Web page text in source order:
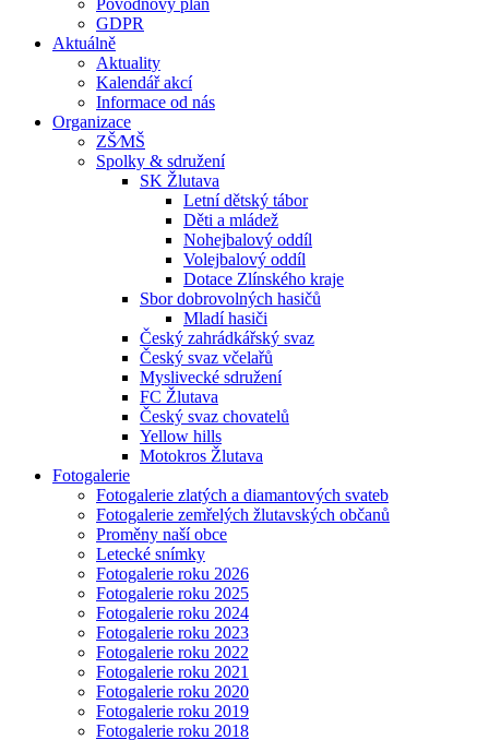
Povodňový plán
GDPR
Aktuálně
Aktuality
Kalendář akcí
Informace od nás
Organizace
ZŠ⁄MŠ
Spolky & sdružení
SK Žlutava
Letní dětský tábor
Děti a mládež
Nohejbalový oddíl
Volejbalový oddíl
Dotace Zlínského kraje
Sbor dobrovolných hasičů
Mladí hasiči
Český zahrádkářský svaz
Český svaz včelařů
Myslivecké sdružení
FC Žlutava
Český svaz chovatelů
Yellow hills
Motokros Žlutava
Fotogalerie
Fotogalerie zlatých a diamantových svateb
Fotogalerie zemřelých žlutavských občanů
Proměny naší obce
Letecké snímky
Fotogalerie roku 2026
Fotogalerie roku 2025
Fotogalerie roku 2024
Fotogalerie roku 2023
Fotogalerie roku 2022
Fotogalerie roku 2021
Fotogalerie roku 2020
Fotogalerie roku 2019
Fotogalerie roku 2018